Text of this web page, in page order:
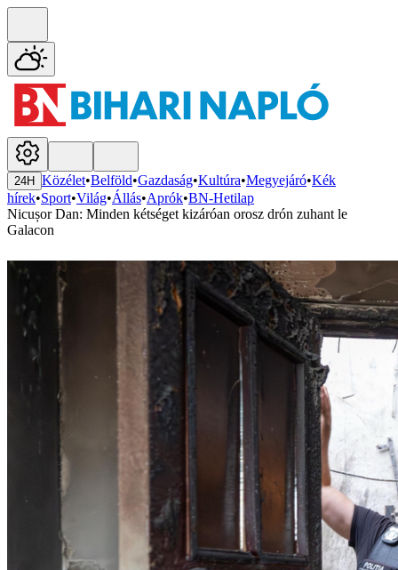
24H Közélet•Belföld•Gazdaság•Kultúra•Megyejáró•Kék
hírek•Sport•Világ•Állás•Aprók•BN-Hetilap
Nicușor Dan: Minden kétséget kizáróan orosz drón zuhant le
Galacon